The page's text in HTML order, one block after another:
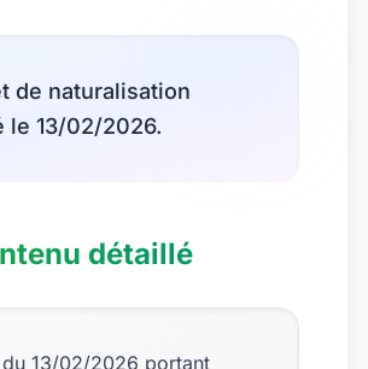
de naturalisation
le 13/02/2026.
détaillé
13/02/2026 portant